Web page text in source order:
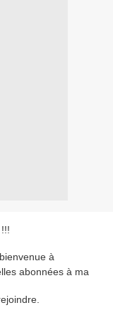
à
abonnées à ma